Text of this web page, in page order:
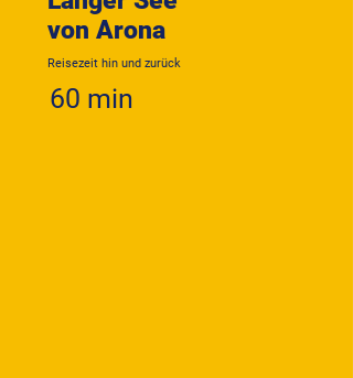
von Arona
Reisezeit hin und zurück
60 min